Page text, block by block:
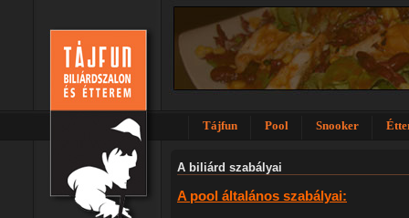
Tájfun Pool Snooker
A biliárd szabályai
A pool általános szabályai: